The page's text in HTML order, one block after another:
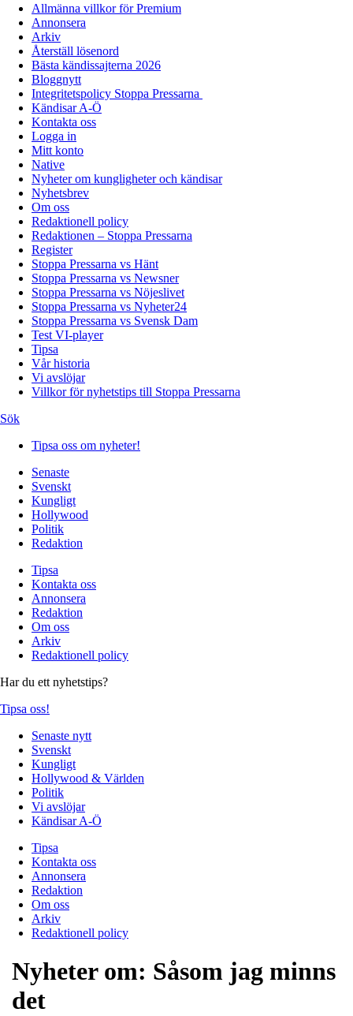
Allmänna villkor för Premium
Annonsera
Arkiv
Återställ lösenord
Bästa kändissajterna 2026
Bloggnytt
Integritetspolicy Stoppa Pressarna
Kändisar A-Ö
Kontakta oss
Logga in
Mitt konto
Native
Nyheter om kungligheter och kändisar
Nyhetsbrev
Om oss
Redaktionell policy
Redaktionen – Stoppa Pressarna
Register
Stoppa Pressarna vs Hänt
Stoppa Pressarna vs Newsner
Stoppa Pressarna vs Nöjeslivet
Stoppa Pressarna vs Nyheter24
Stoppa Pressarna vs Svensk Dam
Test VI-player
Tipsa
Vår historia
Vi avslöjar
Villkor för nyhetstips till Stoppa Pressarna
Sök
Tipsa oss om nyheter!
Senaste
Svenskt
Kungligt
Hollywood
Politik
Redaktion
Tipsa
Kontakta oss
Annonsera
Redaktion
Om oss
Arkiv
Redaktionell policy
Har du ett nyhetstips?
Tipsa oss!
Senaste nytt
Svenskt
Kungligt
Hollywood & Världen
Politik
Vi avslöjar
Kändisar A-Ö
Tipsa
Kontakta oss
Annonsera
Redaktion
Om oss
Arkiv
Redaktionell policy
Nyheter om: Såsom jag minns
det